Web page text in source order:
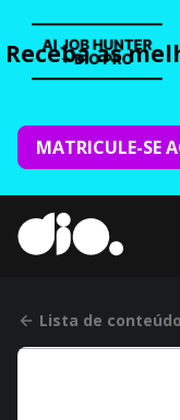
Receba as
MATRICULE-SE
Lista de